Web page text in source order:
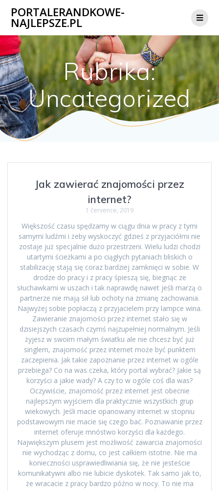
na
PORTALERANDKOWE-
NAJLEPSZE.PL
Rubrika:
Uncategorized
Jak zawierać znajomości przez
internet?
1 července, 2019
Większość czasu spędzamy w ciągu dnia w pracy z tymi
samymi ludźmi i żeby wyskoczyć gdzieś z przyjaciółmi nie
zostaje już specjalnie dużo przestrzeni. Wielu ludzi chodzi
utartymi ścieżkami a po ciągłych pytaniach bliskich o
stabilizację stają się coraz bardziej zamknięci w sobie. W
drodze do pracy i z pracy śpieszą się, biegnąc ze
słuchawkami w uszach i tak naprawdę nawet jeśli marzą o
partnerze nie mają sił lub ochoty na zmianę zachowania.
Najwyżej sobie popłaczą z przyjacielem przy lampce wina.
Zawieranie znajomości przez internet stało się w
dzisiejszych czasach czymś najzupełniej normalnym. Jeśli
żyjesz w swoim małym światku ale nie chcesz być już
singlem, znajomość przez internet może być punktem
zaczepienia. Jak takie zapoznanie przez internet w ogóle
przebiega? Co na was czeka, który portal wybrać? Jakie są
korzyści a jakie wady? A czy to w ogóle coś dla was?
Oczywiście, znajomość przez internet jest obecnie
najlepszym wyjściem dla praktycznie wszystkich grup
wiekowych. Jeśli macie opanowany internet w stopniu
podstawowym nie macie się czego bać. Poznawanie przez
internet oferuje mnóstwo korzyści dla każdego.
Największym plusem jest możliwość zawarcia znajomości
nie wychodząc z domu, co jest całkiem istotne. Nie ma
konieczności usprawiedliwiania się, że nie jesteście
komunikatywni albo nie lubicie dyskotek. Tak samo jak to,
że wracacie z pracy bardzo późno w nocy. To nie ma